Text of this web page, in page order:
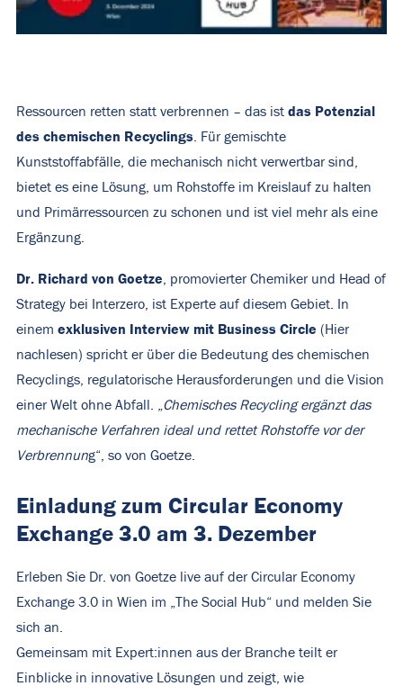
Ressourcen retten statt verbrennen – das ist das Potenzial
des chemischen Recyclings . Für gemischte
Kunststoffabfälle, die mechanisch nicht verwertbar sind,
bietet es eine Lösung, um Rohstoffe im Kreislauf zu halten
und Primärressourcen zu schonen und ist viel mehr als eine
Ergänzung.
Dr. Richard von Goetze , promovierter Chemiker und Head of
Strategy bei Interzero, ist Experte auf diesem Gebiet. In
einem exklusiven Interview mit Business Circle (Hier
nachlesen) spricht er über die Bedeutung des chemischen
Recyclings, regulatorische Herausforderungen und die Vision
einer Welt ohne Abfall. „ Chemisches Recycling ergänzt das
mechanische Verfahren ideal und rettet Rohstoffe vor der
Verbrennung“, so von Goetze.
Einladung zum Circular Economy
Exchange 3.0 am 3. Dezember
Erleben Sie Dr. von Goetze live auf der Circular Economy
Exchange 3.0 in Wien im „The Social Hub“ und melden Sie
sich an.
Gemeinsam mit Expert:innen aus der Branche teilt er
Einblicke in innovative Lösungen und zeigt, wie